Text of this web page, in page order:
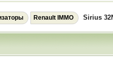
Renault IMMO Sirius